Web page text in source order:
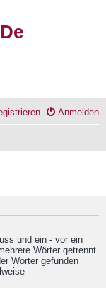
Anmelden
und ein - vor ein
Wörter getrennt
Wörter gefunden